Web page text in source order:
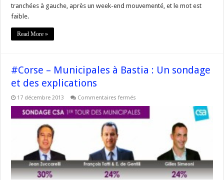
tranchées à gauche, après un week-end mouvementé, et le mot est
faible.
Read More »
#Corse – Municipales à Bastia : Un sondage
et des explications
17 décembre 2013 Commentaires fermés
–
Municipales
des
explications